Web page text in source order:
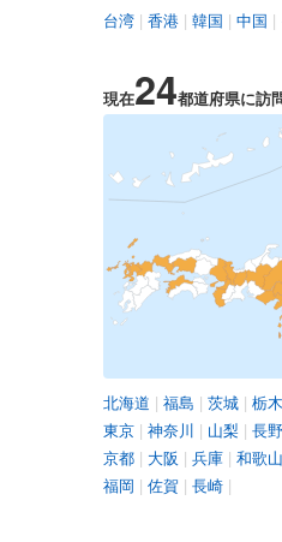
台湾 | 香港 | 韓国 | 中国 |
現在24都道府県に訪
北海道 | 福島 | 茨城 | 栃木
東京 | 神奈川 | 山梨 | 長野
京都 | 大阪 | 兵庫 | 和歌山
福岡 | 佐賀 | 長崎 |